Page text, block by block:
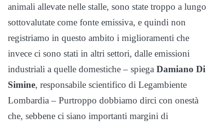
animali allevate nelle stalle, sono state troppo a lungo
sottovalutate come fonte emissiva, e quindi non
registriamo in questo ambito i miglioramenti che
invece ci sono stati in altri settori, dalle emissioni
industriali a quelle domestiche – spiega Damiano Di
Simine, responsabile scientifico di Legambiente
Lombardia – Purtroppo dobbiamo dirci con onestà
che, sebbene ci siano importanti margini di